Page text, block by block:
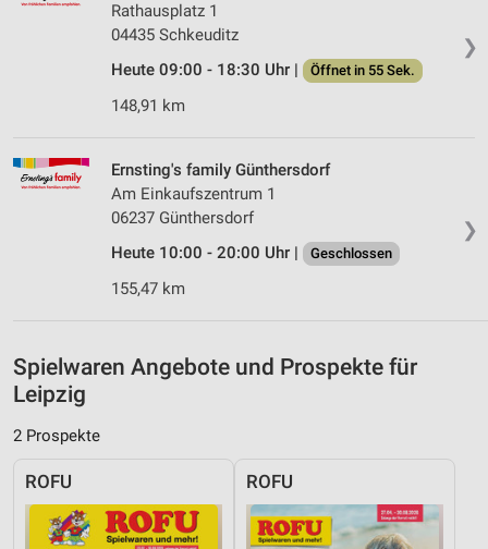
❯
Rathausplatz 1
04435 Schkeuditz
Heute 09:00 - 18:30 Uhr |
Öffnet in 55 Sek.
148,91 km
❯
Ernsting's family Günthersdorf
Am Einkaufszentrum 1
06237 Günthersdorf
Heute 10:00 - 20:00 Uhr |
Geschlossen
155,47 km
Spielwaren Angebote und Prospekte für
Leipzig
2 Prospekte
ROFU ROFU
Analyse von Zielgruppen durch Statistiken oder
Kombinationen von Daten aus verschiedenen
Entwicklung und Verbesserung der Angebote
Inhalten
IAB-Besonderheiten:
Geräte anhand von aktiv angeforderten
Informationen identifizieren
Notwendig
Performance
Werbung